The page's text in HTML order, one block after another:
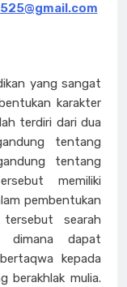
yang sangat
karakter
terdiri dari dua
tentang
tentang
memiliki
pembentukan
searah
dimana dapat
kepada
berakhlak mulia.